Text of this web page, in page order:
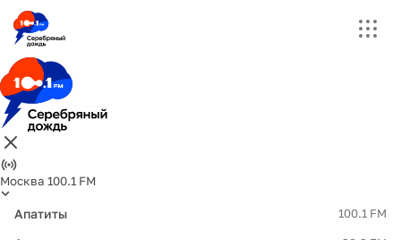
Москва 100.1 FM
Апатиты 100.1 FM